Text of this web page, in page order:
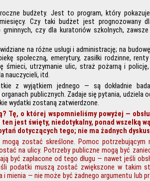
budżety. Jest to program, który
Czy taki budżet jest prognozowany
gminnych, czy dla kuratoriów szkolnych,
na różne usługi i administrację; na
społeczną, emerytury, zasiłki rodzinne,
śmieci, utrzymanie ulic, straż pożarną i
nauczycieli, itd.
z wyjątkiem jednego — są dokładnie
publicznych. Zadaje się pytania, udziela
wydatki zostaną zatwierdzone.
Tę, o której wspomnieliśmy powyżej —
jest święty, niedotykalny, ponad wszelką
dotyczących tego; nie ma żadnych
zostać skreślone. Pomoc potrzebującym
na ulicy. Potrzeby publiczne mogą być
być zapłacone od tego długu — nawet jeśli
podatki muszą zostać zwiększone w takim
mienia — nie może być żadnego argumentu lub